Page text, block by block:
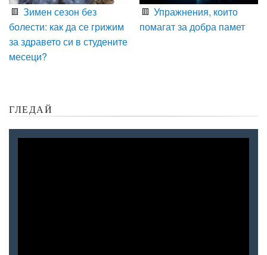
Зимен сезон без
болести: как да се грижим
за здравето си в студените
месеци?
Упражнения, които
помагат за добра памет
ГЛЕДАЙ